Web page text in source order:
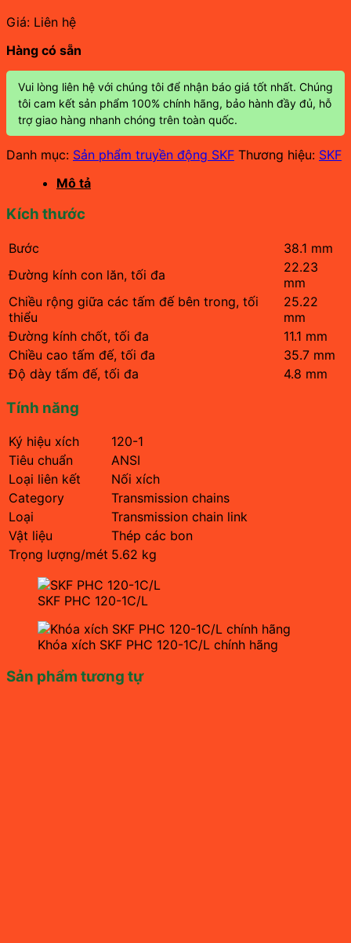
Giá: Liên hệ
Hàng có sẵn
Vui lòng liên hệ với chúng tôi để nhận báo giá tốt nhất. Chúng
tôi cam kết sản phẩm 100% chính hãng, bảo hành đầy đủ, hỗ
trợ giao hàng nhanh chóng trên toàn quốc.
Danh mục: Sản phẩm truyền động SKF Thương hiệu: SKF
Mô tả
Kích thước
Bước
38.1 mm
Đường kính con lăn, tối đa
22.23
mm
Chiều rộng giữa các tấm đế bên trong, tối
thiểu
25.22
mm
Đường kính chốt, tối đa
11.1 mm
Chiều cao tấm đế, tối đa
35.7 mm
Độ dày tấm đế, tối đa
4.8 mm
Tính năng
Ký hiệu xích
120-1
Tiêu chuẩn
ANSI
Loại liên kết
Nối xích
Category
Transmission chains
Loại
Transmission chain link
Vật liệu
Thép các bon
Trọng lượng/mét 5.62 kg
SKF PHC 120-1C/L
Khóa xích SKF PHC 120-1C/L chính hãng
Sản phẩm tương tự